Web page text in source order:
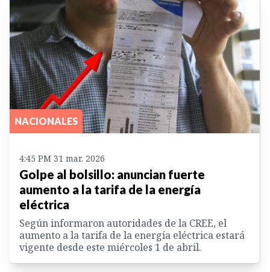
NACIONALES
4:45 PM 31 mar. 2026
Golpe al bolsillo: anuncian fuerte
aumento a la tarifa de la energía
eléctrica
Según informaron autoridades de la CREE, el
aumento a la tarifa de la energía eléctrica estará
vigente desde este miércoles 1 de abril.